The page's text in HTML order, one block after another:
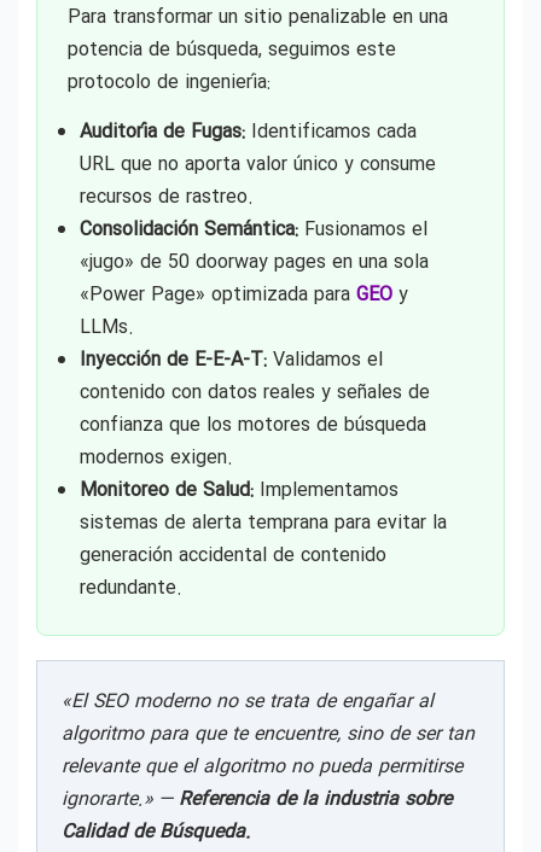
Para transformar un sitio penalizable en una
potencia de búsqueda, seguimos este
protocolo de ingeniería:
Auditoría de Fugas: Identificamos cada
URL que no aporta valor único y consume
recursos de rastreo.
Consolidación Semántica: Fusionamos el
«jugo» de 50 doorway pages en una sola
«Power Page» optimizada para GEO y
LLMs.
Inyección de E-E-A-T: Validamos el
contenido con datos reales y señales de
confianza que los motores de búsqueda
modernos exigen.
Monitoreo de Salud: Implementamos
sistemas de alerta temprana para evitar la
generación accidental de contenido
redundante.
«El SEO moderno no se trata de engañar al
algoritmo para que te encuentre, sino de ser tan
relevante que el algoritmo no pueda permitirse
ignorarte.» — Referencia de la industria sobre
Calidad de Búsqueda.